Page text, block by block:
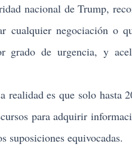
nacional de Trump,
negociación o
grado de urgencia, y
es que solo hasta
para adquirir
suposiciones equivocadas.